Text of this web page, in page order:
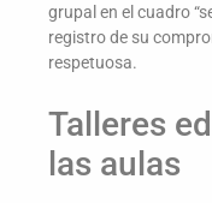
grupal en el cuadro
registro de su
respetuosa.
Talleres
las aulas